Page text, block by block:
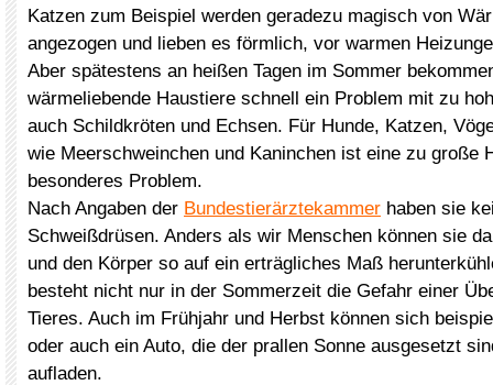
Katzen zum Beispiel werden geradezu magisch von
angezogen und lieben es förmlich, vor warmen
Aber spätestens an heißen Tagen im Sommer
wärmeliebende Haustiere schnell ein Problem mit zu
auch Schildkröten und Echsen. Für Hunde, Katzen,
wie Meerschweinchen und Kaninchen ist eine zu große
besonderes Problem.
Nach Angaben der Bundestierärztekammer haben sie
Schweißdrüsen. Anders als wir Menschen können sie
und den Körper so auf ein erträgliches Maß
besteht nicht nur in der Sommerzeit die Gefahr einer
Tieres. Auch im Frühjahr und Herbst können sich
oder auch ein Auto, die der prallen Sonne ausgesetzt
aufladen.